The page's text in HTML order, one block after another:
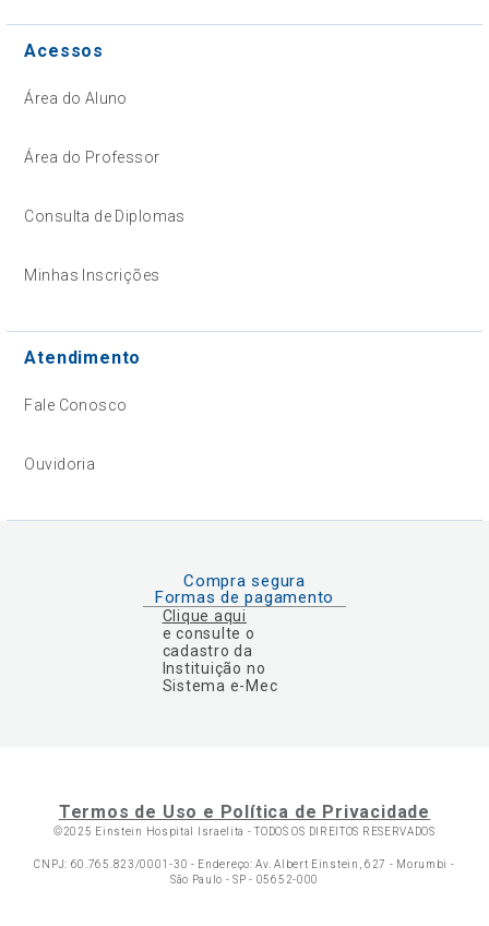
Acessos
Área do Aluno
Área do Professor
Consulta de Diplomas
Minhas Inscrições
Atendimento
Fale Conosco
Ouvidoria
Compra segura
Formas de pagamento
Clique aqui
e consulte o
cadastro da
Instituição no
Sistema e-Mec
Termos de Uso e Política de Privacidade
©2025 Einstein Hospital Israelita -TODOS OS DIREITOS RESERVADOS
CNPJ: 60.765.823/0001-30 - Endereço: Av. Albert Einstein, 627 - Morumbi -
São Paulo - SP - 05652-000